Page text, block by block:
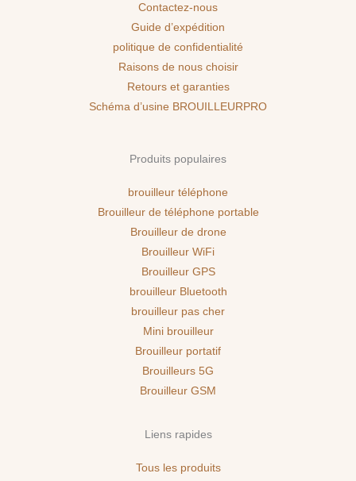
Contactez-nous
Guide d’expédition
politique de confidentialité
Raisons de nous choisir
Retours et garanties
Schéma d’usine BROUILLEURPRO
Produits populaires
brouilleur téléphone
Brouilleur de téléphone portable
Brouilleur de drone
Brouilleur WiFi
Brouilleur GPS
brouilleur Bluetooth
brouilleur pas cher
Mini brouilleur
Brouilleur portatif
Brouilleurs 5G
Brouilleur GSM
Liens rapides
Tous les produits